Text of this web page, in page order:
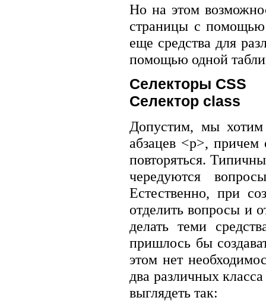
Но на этом
страницы с помощью
еще средства для
помощью одной
Селекторы CSS
Селектор class
Допустим, мы хотим
абзацев <p>, причем
повторяться.
чередуются
Естественно, при
отделить вопросы и
делать теми
пришлось бы
этом нет
два различных
выглядеть так: